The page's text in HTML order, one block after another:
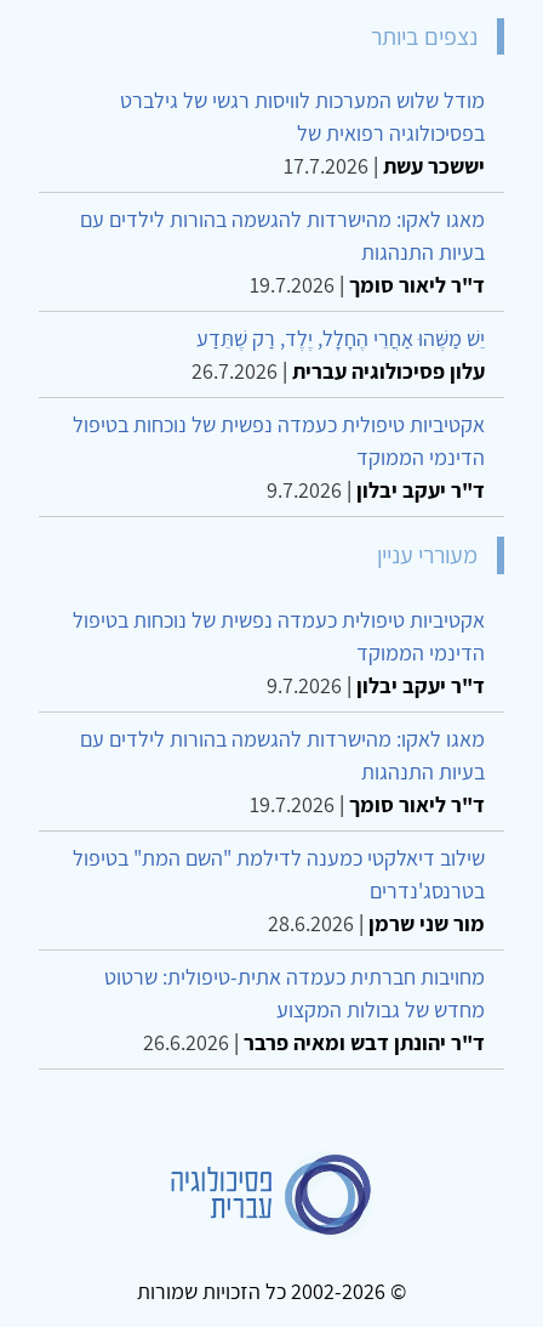
נצפים ביותר
מודל שלוש המערכות לוויסות רגשי של גילברט
בפסיכולוגיה רפואית של
יששכר עשת |
17.7.2026
מאגו לאקו: מהישרדות להגשמה בהורות לילדים עם
בעיות התנהגות
ד"ר ליאור סומך |
19.7.2026
יֵשׁ מַשֶּׁהוּ אַחֲרֵי הֶחָלָל, יֶלֶד, רַק שֶׁתֵּדַע
עלון פסיכולוגיה עברית |
26.7.2026
אקטיביות טיפולית כעמדה נפשית של נוכחות בטיפול
הדינמי הממוקד
ד"ר יעקב יבלון |
9.7.2026
מעוררי עניין
אקטיביות טיפולית כעמדה נפשית של נוכחות בטיפול
הדינמי הממוקד
ד"ר יעקב יבלון |
9.7.2026
מאגו לאקו: מהישרדות להגשמה בהורות לילדים עם
בעיות התנהגות
ד"ר ליאור סומך |
19.7.2026
שילוב דיאלקטי כמענה לדילמת "השם המת" בטיפול
בטרנסג'נדרים
מור שני שרמן |
28.6.2026
מחויבות חברתית כעמדה אתית-טיפולית: שרטוט
מחדש של גבולות המקצוע
ד"ר יהונתן דבש ומאיה פרבר |
26.6.2026
© 2002-2026 כל הזכויות שמורות